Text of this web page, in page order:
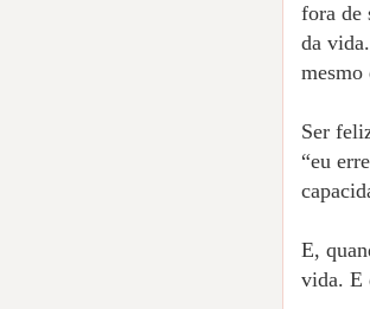
fora de
da
Ser
“eu
E,
vida. E